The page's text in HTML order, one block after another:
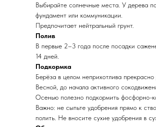
Выбирайте солнечные места. У дерева
фундамент или коммуникации.
Предпочитает нейтральный грунт.
Полив
В первые 2–3 года после посадки
14 дней.
Подкормка
Берёза в целом неприхотлива
Весной, до начала активного
Осенью полезно подкормить фосфорно-
Важно: не сыпьте удобрения прямо к
полить. Не вносите сухие удобрения в